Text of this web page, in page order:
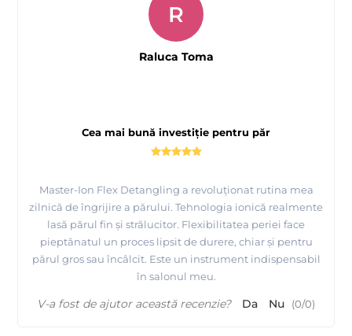
Cea mai bună investiție pentru păr
Master-Ion Flex Detangling a revoluționat rutina mea
zilnică de îngrijire a părului. Tehnologia ionică realmente
lasă părul fin și strălucitor. Flexibilitatea periei face
pieptănatul un proces lipsit de durere, chiar și pentru
părul gros sau încâlcit. Este un instrument indispensabil
în salonul meu.
R
Raluca Toma
V-a fost de ajutor această recenzie? Da Nu (0/0)